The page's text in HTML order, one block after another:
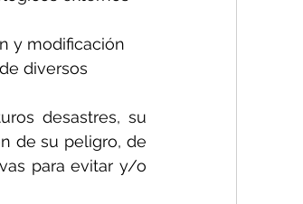
y modificación
diversos
desastres, su
de su peligro, de
para evitar y/o